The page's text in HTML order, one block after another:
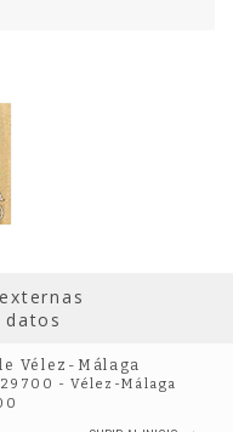
Vélez-Málaga
- Vélez-Málaga